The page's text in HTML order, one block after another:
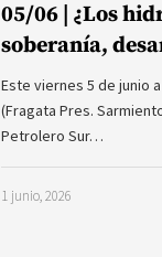
05/06 | ¿Los
soberanía,
Este viernes 5 de junio
(Fragata Pres.
Petrolero Sur…
1 junio, 2026